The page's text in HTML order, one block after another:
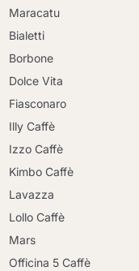
Maracatu
Bialetti
Borbone
Dolce Vita
Fiasconaro
Illy Caffè
Izzo Caffè
Kimbo Caffè
Lavazza
Lollo Caffè
Mars
Officina 5 Caffè